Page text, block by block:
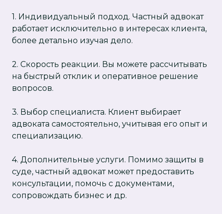
1. Индивидуальный подход. Частный адвокат
работает исключительно в интересах клиента,
более детально изучая дело.
2. Скорость реакции. Вы можете рассчитывать
на быстрый отклик и оперативное решение
вопросов.
3. Выбор специалиста. Клиент выбирает
адвоката самостоятельно, учитывая его опыт и
специализацию.
4. Дополнительные услуги. Помимо защиты в
суде, частный адвокат может предоставить
консультации, помочь с документами,
сопровождать бизнес и др.